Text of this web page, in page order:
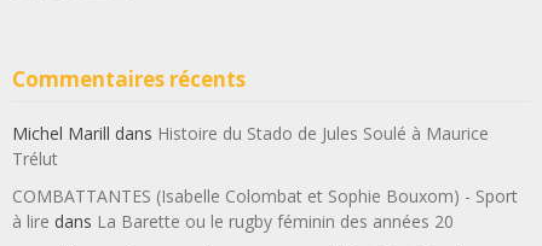
Commentaires récents
Michel Marill dans Histoire du Stado de Jules Soulé à Maurice
Trélut
COMBATTANTES (Isabelle Colombat et Sophie Bouxom) - Sport
à lire dans La Barette ou le rugby féminin des années 20